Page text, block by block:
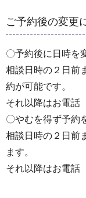
ご予約後の変更
〇予約後に日時を
相談日時の２日前
約が可能です。
それ以降はお電話
〇やむを得ず予約
相談日時の２日前
ます。
それ以降はお電話